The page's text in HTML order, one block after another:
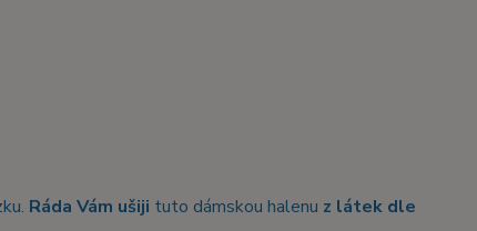
Ráda Vám ušiji tuto dámskou halenu z látek dle